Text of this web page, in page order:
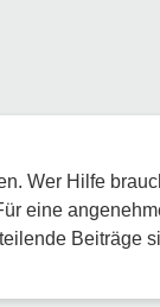
Wer Hilfe
eine
Beiträge